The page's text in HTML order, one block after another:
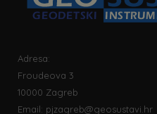
Adresa:
Froudeova 3
10000 Zagreb
Email: pjzagreb@geosustavi.hr